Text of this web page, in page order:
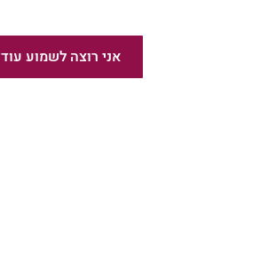
אני רוצה לשמוע עוד